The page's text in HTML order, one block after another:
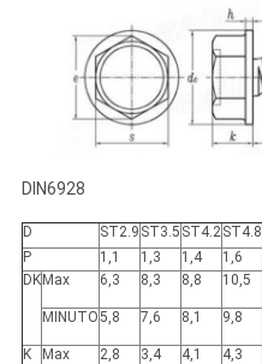
DIN6928
D ST2.9 ST3.5 ST4.2 ST4.8
P
1,1 1,3 1,4 1,6
DKMax 6,3 8,3 8,8 10,5
MINUTO5,8 7,6 8,1 9,8
K Max 2,8 3,4 4,1 4,3